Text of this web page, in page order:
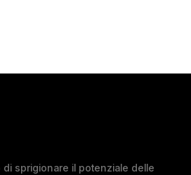
di sprigionare il potenziale delle